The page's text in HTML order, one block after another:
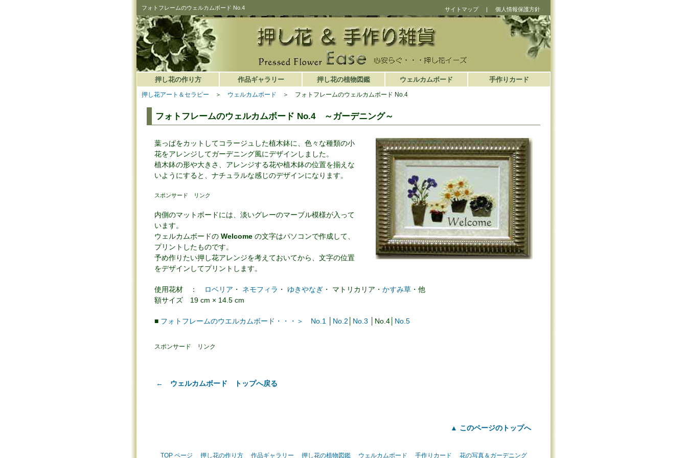
フォトフレームのウェルカムボード No.4
押し花アート＆セラピー ＞ ウェルカムボード ＞ フォトフレームのウェルカムボード No.4
フォトフレームのウェルカムボード No.4 ～ガーデニング～
葉っぱをカットしてコラージュした植木鉢に、色々な種類の小
花をアレンジしてガーデニング風にデザインしました。
植木鉢の形や大きさ、アレンジする花や植木鉢の位置を揃えな
いようにすると、ナチュラルな感じのデザインになります。
スポンサード リンク
内側のマットボードには、淡いグレーのマーブル模様が入って
います。
ウェルカムボードの Welcome の文字はパソコンで作成して、
プリントしたものです。
予め作りたい押し花アレンジを考えておいてから、文字の位置
をデザインしてプリントします。
使用花材 ： ロベリア ・ ネモフィラ ・ ゆきやなぎ ・ マトリカリア・ かすみ草 ・他
額サイズ 19 cm × 14.5 cm
■ フォトフレームのウエルカムボード・・・＞ No.1 No.2 No.3 │No.4│ No.5
スポンサード リンク
← ウェルカムボード トップへ戻る
▲ このページのトップへ
TOP ページ 押し花の作り方 作品ギャラリー 押し花の植物図鑑 ウェルカムボード 手作りカード 花の写真＆ガーデニング
サイトマップ | 個人情報保護方針
押し花の作り方 作品ギャラリー 押し花の植物図鑑 ウェルカムボード 手作りカード